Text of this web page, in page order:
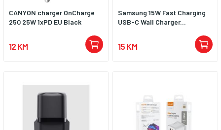
CANYON charger OnCharge
250 25W 1xPD EU Black
12 KM
Samsung 15W Fast Charging
USB-C Wall Charger...
15 KM